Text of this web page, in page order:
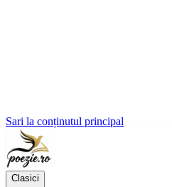
Sari la conținutul principal
Clasici